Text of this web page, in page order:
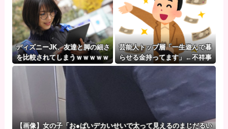
ディズニーJK、友達と脚の細さ
を比較されてしまうｗｗｗｗｗ
ｗｗｗｗ （※画像あり）
芸能人トップ層「一生遊んで暮
らせる金持ってます」←不祥事
起こしても引退せず仕事続けた
【画像】女の子「お●ぱいデカいせいで太って見えるのまじだるい